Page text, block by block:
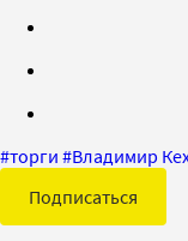
#торги #Владимир
Подписаться